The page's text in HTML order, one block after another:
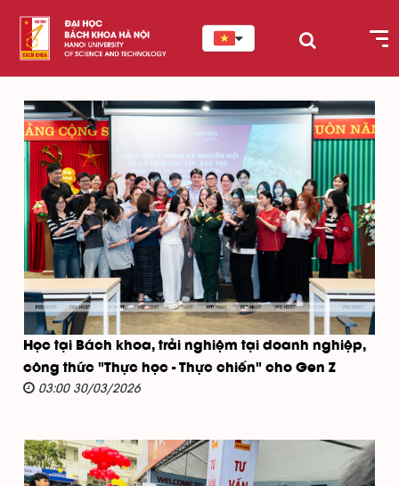
Học tại Bách khoa, trải nghiệm tại doanh nghiệp,
công thức "Thực học - Thực chiến" cho Gen Z
03:00 30/03/2026